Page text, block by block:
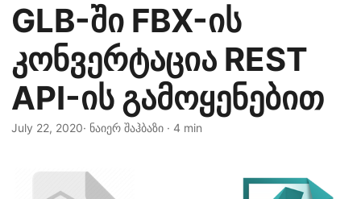
v
i
g
a
t
i
GLB-ში FBX-ის
კონვერტაცია REST
API-ის გამოყენებით
July 22, 2020· ნაიერ შაჰბაზი · 4 min